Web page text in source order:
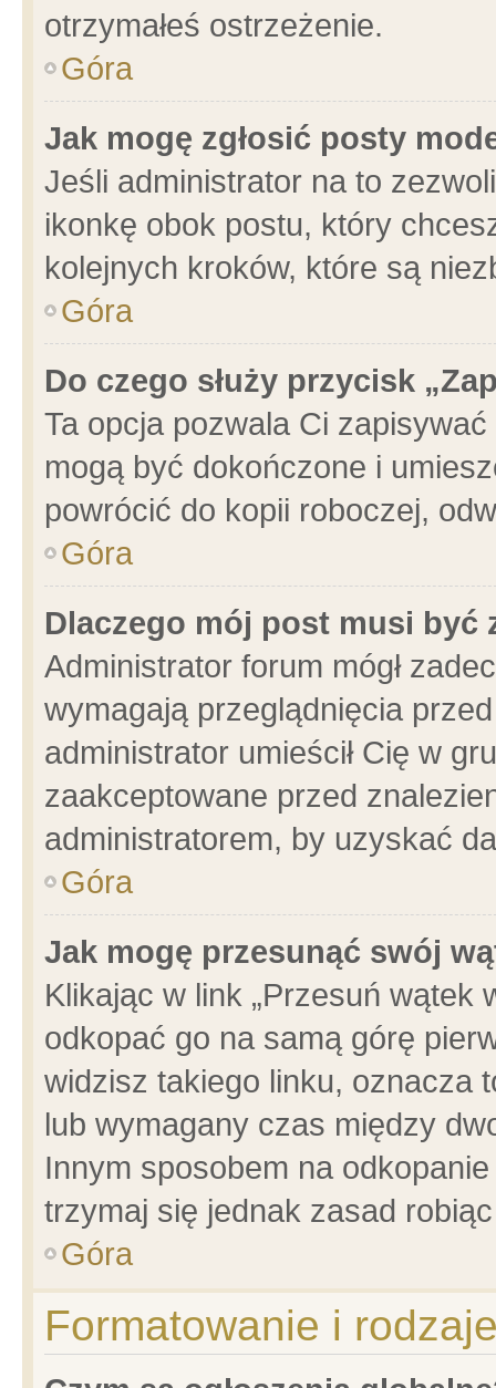
otrzymałeś ostrzeżenie.
Góra
Jak mogę zgłosić posty
Jeśli administrator na to
ikonkę obok postu, który
kolejnych kroków, które są
Góra
Do czego służy przycisk
Ta opcja pozwala Ci
mogą być dokończone i
powrócić do kopii roboczej,
Góra
Dlaczego mój post musi być
Administrator forum mógł
wymagają przeglądnięcia
administrator umieścił Cię w
zaakceptowane przed
administratorem, by uzyskać
Góra
Jak mogę przesunąć swój
Klikając w link „Przesuń wątek
odkopać go na samą górę
widzisz takiego linku, oznacza
lub wymagany czas między
Innym sposobem na
trzymaj się jednak zasad
Góra
Formatowanie i